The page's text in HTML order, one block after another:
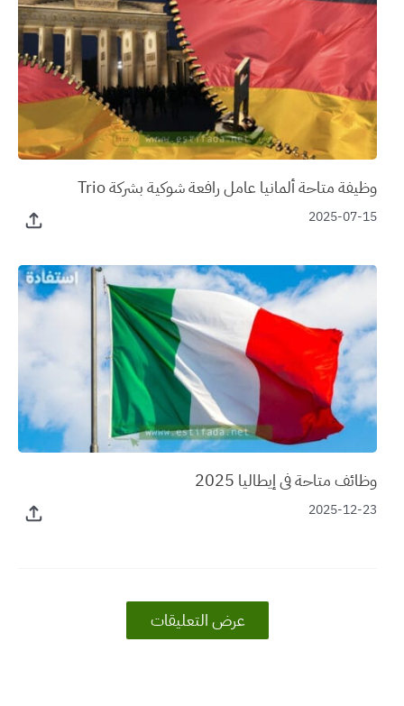
وظيفة متاحة ألمانيا عامل رافعة شوكية بشركة Trio
2025-07-15
وظائف متاحة في إيطاليا 2025
2025-12-23
عرض التعليقات